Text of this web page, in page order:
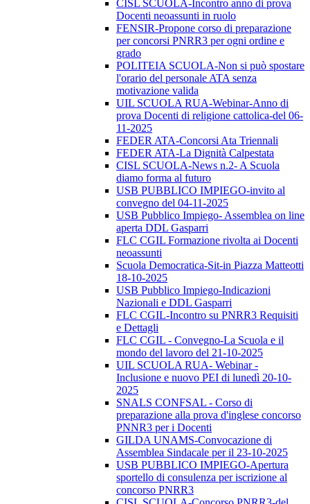
CISL SCUOLA-Incontro anno di prova
Docenti neoassunti in ruolo
FENSIR-Propone corso di preparazione
per concorsi PNRR3 per ogni ordine e
grado
POLITEIA SCUOLA-Non si può spostare
l'orario del personale ATA senza
motivazione valida
UIL SCUOLA RUA-Webinar-Anno di
prova Docenti di religione cattolica-del 06-
11-2025
FEDER ATA-Concorsi Ata Triennali
FEDER ATA-La Dignità Calpestata
CISL SCUOLA-News n.2- A Scuola
diamo forma al futuro
USB PUBBLICO IMPIEGO-invito al
convegno del 04-11-2025
USB Pubblico Impiego- Assemblea on line
aperta DDL Gasparri
FLC CGIL Formazione rivolta ai Docenti
neoassunti
Scuola Democratica-Sit-in Piazza Matteotti
18-10-2025
USB Pubblico Impiego-Indicazioni
Nazionali e DDL Gasparri
FLC CGIL-Incontro su PNRR3 Requisiti
e Dettagli
FLC CGIL - Convegno-La Scuola e il
mondo del lavoro del 21-10-2025
UIL SCUOLA RUA- Webinar -
Inclusione e nuovo PEI di lunedì 20-10-
2025
SNALS CONFSAL - Corso di
preparazione alla prova d'inglese concorso
PNNR3 per i Docenti
GILDA UNAMS-Convocazione di
Assemblea Sindacale per il 23-10-2025
USB PUBBLICO IMPIEGO-Apertura
sportello di consulenza per iscrizione al
concorso PNRR3